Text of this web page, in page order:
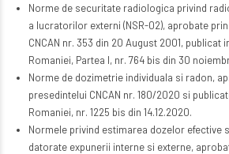
Norme de securitate radiologica privind
a lucratorilor externi (NSR-02), aprobate
CNCAN nr. 353 din 20 August 2001, publicat
Romaniei, Partea I, nr. 764 bis din 30
Norme de dozimetrie individuala si radon,
presedintelui CNCAN nr. 180/2020 si
Romaniei, nr. 1225 bis din 14.12.2020.
Normele privind estimarea dozelor efective
datorate expunerii interne si externe,